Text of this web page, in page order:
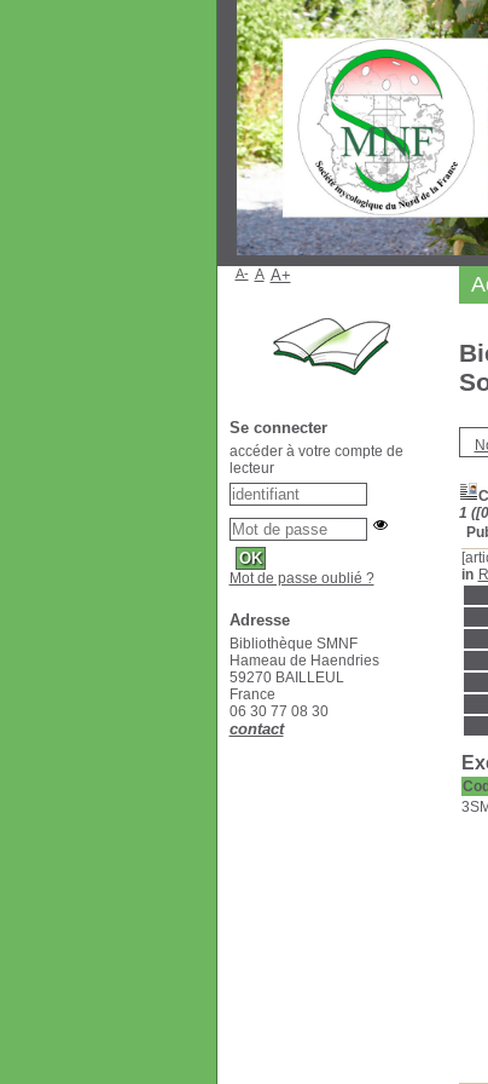
1
in
A- A A+
Se connecter
accéder à votre compte de
lecteur
Mot de passe oublié ?
Adresse
Bibliothèque SMNF
Hameau de Haendries
59270 BAILLEUL
France
06 30 77 08 30
contact